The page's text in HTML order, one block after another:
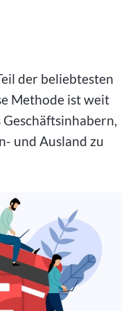
der beliebtesten
Methode ist weit
und Ausland zu